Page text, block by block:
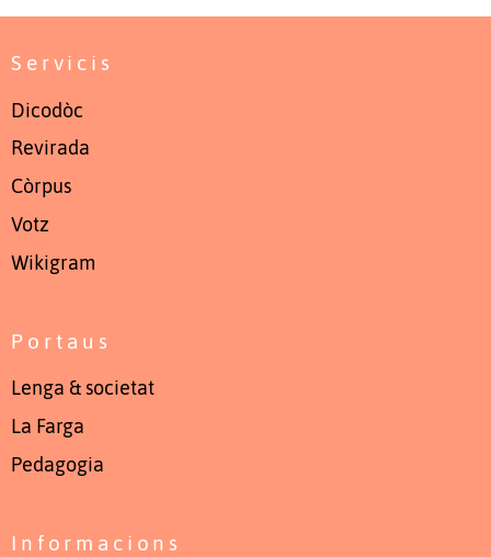
Servicis
Dicodòc
Revirada
Còrpus
Votz
Wikigram
Portaus
Lenga & societat
La Farga
Pedagogia
Informacions